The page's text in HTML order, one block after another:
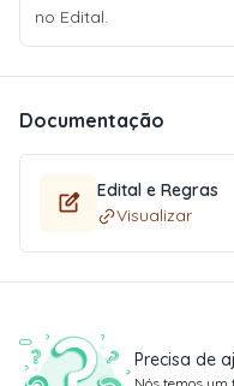
no Edital.
Documentação
Edital e Regras
Visualizar
Precisa de